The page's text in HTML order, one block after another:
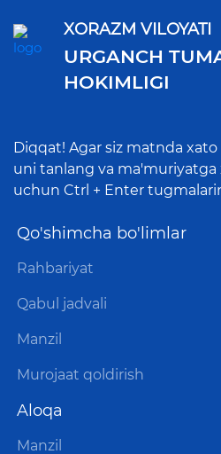
XORAZM VILOYATI
URGANCH
HOKIMLIGI
Diqqat! Agar siz matnda
uni tanlang va ma'muriyatga
uchun Ctrl + Enter
Qo'shimcha bo'limlar
Rahbariyat
Qabul jadvali
Manzil
Murojaat qoldirish
Aloqa
Manzil